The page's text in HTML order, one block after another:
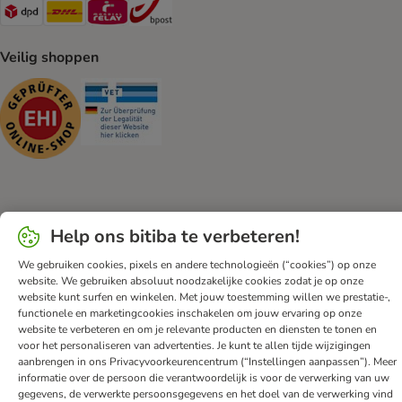
Dpd Shipping Method
DHL Shipping Method
Mondial Relay Shipping Method
Veilig shoppen
Security
Klantenservice
Herroepingsformulier
Privacyverklaring
Opt-out
Nieuwsbrief
Verzendkosten & levertijd
Betalingmethodes
Afval & Milieuvoorzieningen
Spaarprogramma
App
Voordelen
Toegankelijkheidsverklaring
bitiba GmbH 2026
Help ons bitiba te verbeteren!
We gebruiken cookies, pixels en andere technologieën (“cookies”) op onze
website. We gebruiken absoluut noodzakelijke cookies zodat je op onze
website kunt surfen en winkelen. Met jouw toestemming willen we prestatie-,
functionele en marketingcookies inschakelen om jouw ervaring op onze
website te verbeteren en om je relevante producten en diensten te tonen en
voor het personaliseren van advertenties. Je kunt te allen tijde wijzigingen
aanbrengen in ons Privacyvoorkeurencentrum (“Instellingen aanpassen”). Meer
informatie over de persoon die verantwoordelijk is voor de verwerking van uw
gegevens, de verwerkte persoonsgegevens en het doel van de verwerking vind